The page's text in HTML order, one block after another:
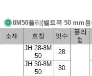
8M50풀리(벨트폭 50 mm용
소재
호칭 잇수
풀리
형
JH 28-8M
50
28
JH 30-8M
50
30